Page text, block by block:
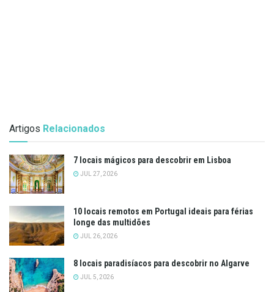
Artigos Relacionados
7 locais mágicos para descobrir em Lisboa
JUL 27, 2026
10 locais remotos em Portugal ideais para férias
longe das multidões
JUL 26, 2026
8 locais paradisíacos para descobrir no Algarve
JUL 5, 2026